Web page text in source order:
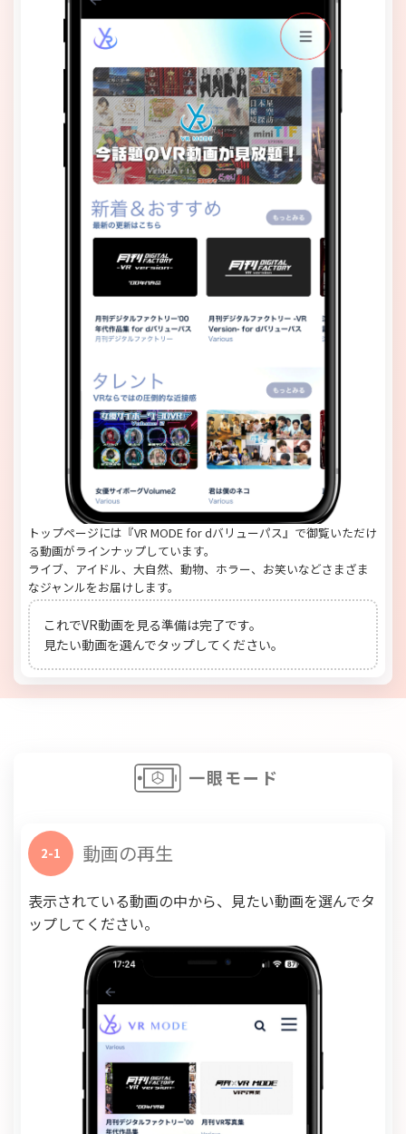
トップページには『VR MODE for dバリューパス』で御覧いただけ
る動画がラインナップしています。
ライブ、アイドル、大自然、動物、ホラー、お笑いなどさまざま
なジャンルをお届けします。
これでVR動画を見る準備は完了です。
見たい動画を選んでタップしてください。
一眼モード
2-1 動画の再生
表示されている動画の中から、見たい動画を選んでタ
ップしてください。